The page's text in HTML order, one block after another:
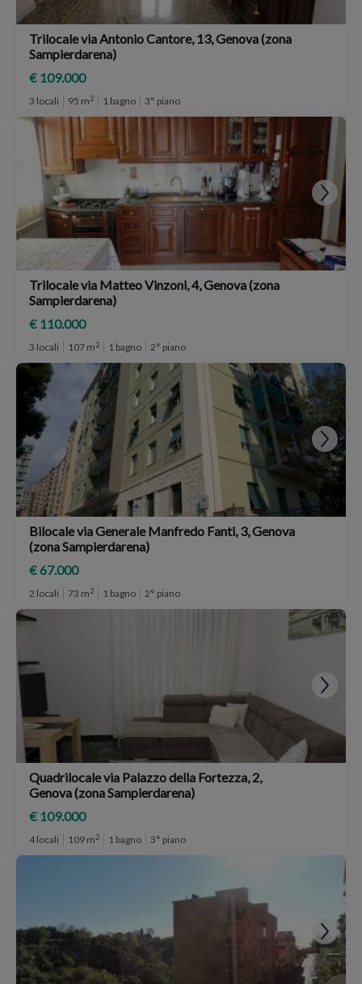
Trilocale via Antonio Cantore, 13, Genova (zona
Sampierdarena)
€ 109.000
3 locali 95 m2 1 bagno 3° piano
Trilocale via Matteo Vinzoni, 4, Genova (zona
Sampierdarena)
€ 110.000
3 locali 107 m2 1 bagno 2° piano
Bilocale via Generale Manfredo Fanti, 3, Genova
(zona Sampierdarena)
€ 67.000
2 locali 73 m2 1 bagno 2° piano
Quadrilocale via Palazzo della Fortezza, 2,
Genova (zona Sampierdarena)
€ 109.000
4 locali 109 m2 1 bagno 3° piano